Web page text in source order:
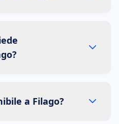
a Filago?